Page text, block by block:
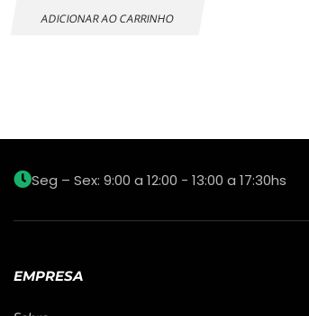
ADICIONAR AO CARRINHO
Seg – Sex: 9:00 a 12:00 - 13:00 a 17:30hs
EMPRESA